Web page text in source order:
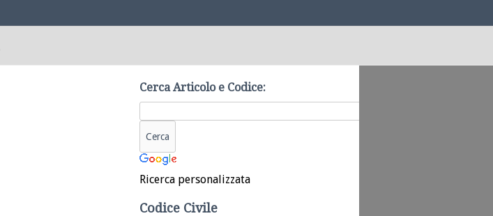
Cerca Articolo e Codice:
Ricerca personalizzata
Codice Civile